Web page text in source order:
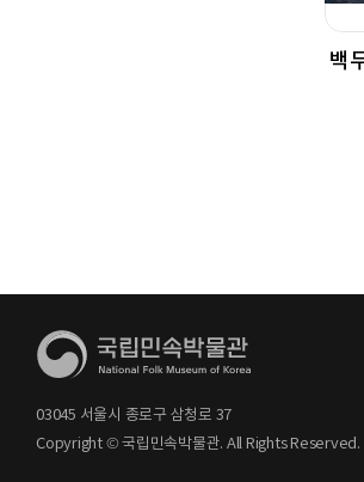
백
03045 서울시 종로구 삼청로 37
Copyright © 국립민속박물관. All Rights Reserved.